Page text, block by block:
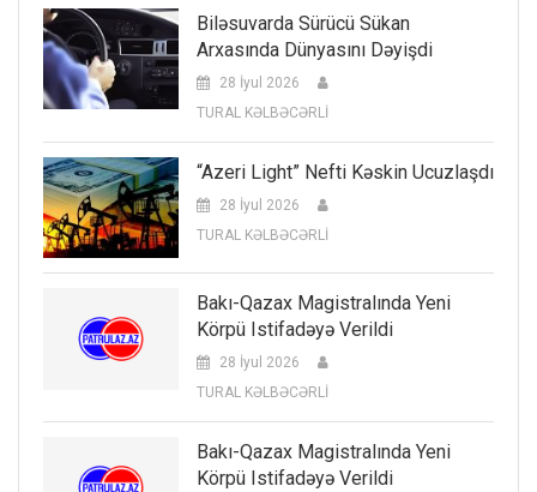
Biləsuvarda Sürücü Sükan
Arxasında Dünyasını Dəyişdi
28 İyul 2026
TURAL KƏLBƏCƏRLİ
“Azeri Light” Nefti Kəskin Ucuzlaşdı
28 İyul 2026
TURAL KƏLBƏCƏRLİ
Bakı-Qazax Magistralında Yeni
Körpü Istifadəyə Verildi
28 İyul 2026
TURAL KƏLBƏCƏRLİ
Bakı-Qazax Magistralında Yeni
Körpü Istifadəyə Verildi